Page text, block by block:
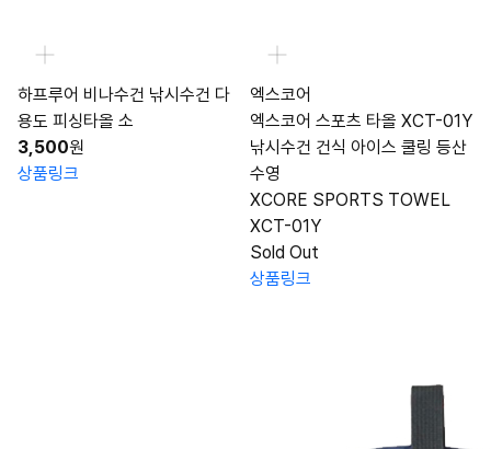
하프루어 비나수건 낚시수건 다
용도 피싱타올 소
3,500원
상품링크
엑스코어
엑스코어 스포츠 타올 XCT-01Y
낚시수건 건식 아이스 쿨링 등산
수영
XCORE SPORTS TOWEL
XCT-01Y
Sold Out
상품링크